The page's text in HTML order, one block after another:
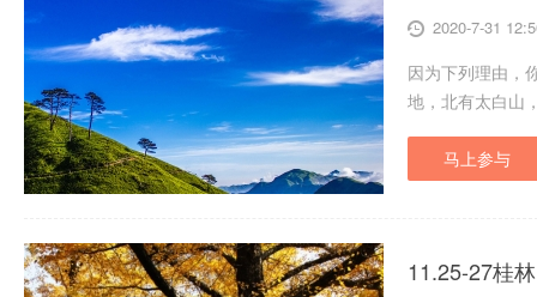
2020-7-31
因为下列理由，
地，北有太白山
马上参与
11.25-27桂